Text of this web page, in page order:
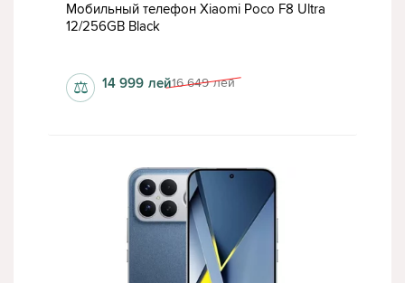
Мобильный телефон Xiaomi Poco F8 Ultra
12/256GB Black
да 1200x2608 пкс16 649 лей
14 999 лей
⚖